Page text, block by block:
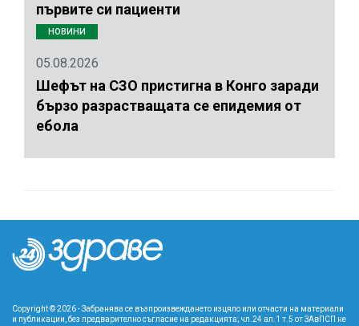
първите си пациенти
НОВИНИ
05.08.2026
Шефът на СЗО пристигна в Конго заради
бързо разрастващата се епидемия от
ебола
Copyright © 2026 - Забранява се възпроизвеждането изцяло или отчасти на материали
и публикации, без предварително съгласие на редакцията; чл.24 ал.1 т.5 от ЗАвПСП не